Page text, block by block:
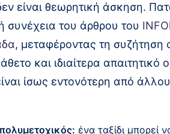
είναι θεωρητική άσκηση.
συνέχεια του άρθρου του
, μεταφέροντας τη συζήτηση
και ιδιαίτερα απαιτητικό
ίσως εντονότερη από
ένα ταξίδι μπορεί